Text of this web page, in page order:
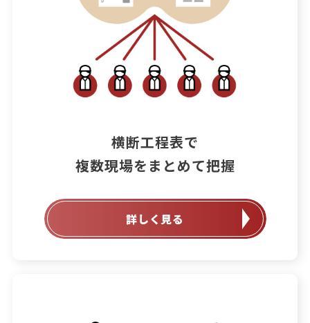
横断工程表で
詳しく見る